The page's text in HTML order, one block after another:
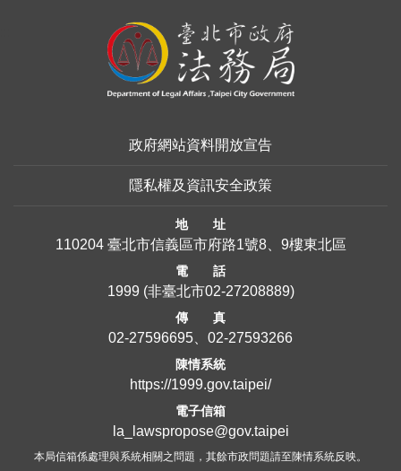
政府網站資料開放宣告
隱私權及資訊安全政策
地 址
110204 臺北市信義區市府路1號8、9樓東北區
電 話
1999 (非臺北市02-27208889)
傳 真
02-27596695、02-27593266
陳情系統
https://1999.gov.taipei/
電子信箱
la_lawspropose@gov.taipei
本局信箱係處理與系統相關之問題，其餘市政問題請至陳情系統反映。